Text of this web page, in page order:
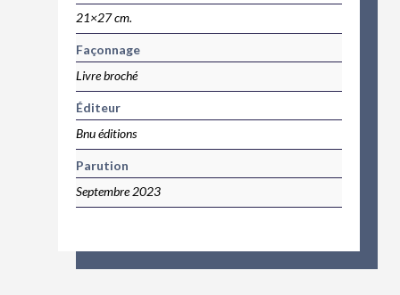
21×27 cm.
Façonnage
Livre broché
Éditeur
Bnu éditions
Parution
Septembre 2023